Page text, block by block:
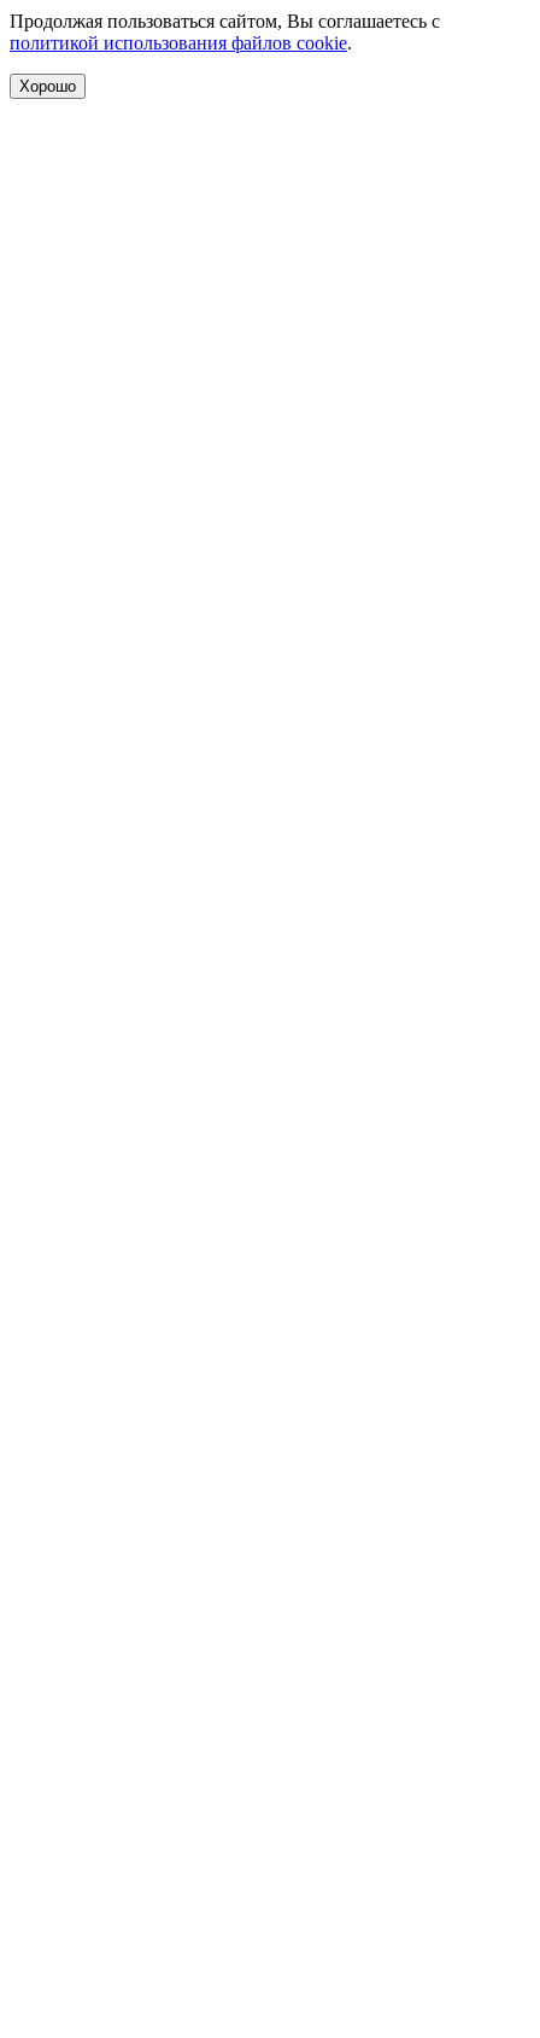
Продолжая пользоваться сайтом, Вы соглашаетесь с
политикой использования файлов cookie.
Хорошо